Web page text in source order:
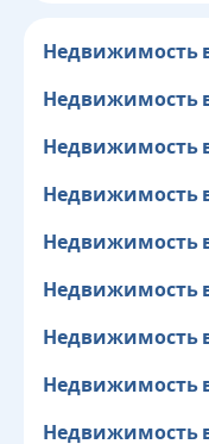
Недвижимость
Недвижимость
Недвижимость
Недвижимость
Недвижимость
Недвижимость
Недвижимость
Недвижимость
Недвижимость